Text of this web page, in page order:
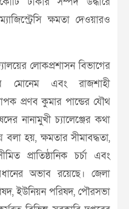
ক্ষমতা দেওয়ারও
লোকপ্রশাসন বিভাগের
মোনেম এবং রাজশাহী
প্রণব কুমার পান্ডের যৌথ
নানামুখী চ্যালেঞ্জের কথা
হয়, ক্ষমতার সীমাবদ্ধতা,
প্রাতিষ্ঠানিক চর্চা এবং
অভাব রয়েছে। জেলা
ইউনিয়ন পরিষদ, পৌরসভা